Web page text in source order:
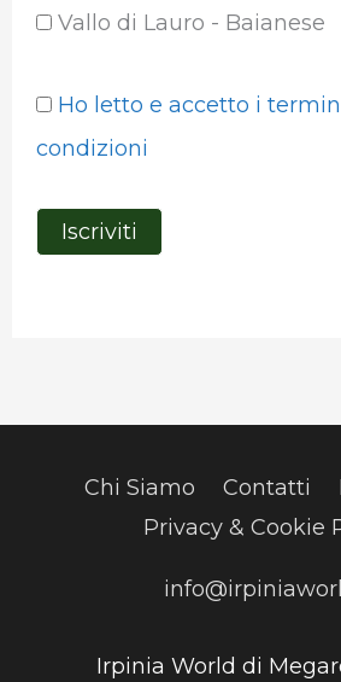
Vallo di Lauro - Baianese
Ho letto e accetto i
condizioni
Chi Siamo Contatti
Privacy & Cookie
Irpinia World di